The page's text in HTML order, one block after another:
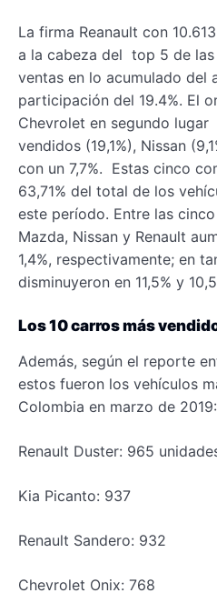
La firma Reanault con
a la cabeza del top 5 de las
ventas en lo acumulado del
participación del 19.4%. El
Chevrolet en segundo
vendidos (19,1%), Nissan
con un 7,7%. Estas cinco
63,71% del total de los
este período. Entre las
Mazda, Nissan y Renault
1,4%, respectivamente; en
disminuyeron en 11,5% y
Los 10 carros más
Además, según el reporte
estos fueron los vehículos
Colombia en marzo de 2019:
Renault Duster: 965
Kia Picanto: 937
Renault Sandero: 932
Chevrolet Onix: 768